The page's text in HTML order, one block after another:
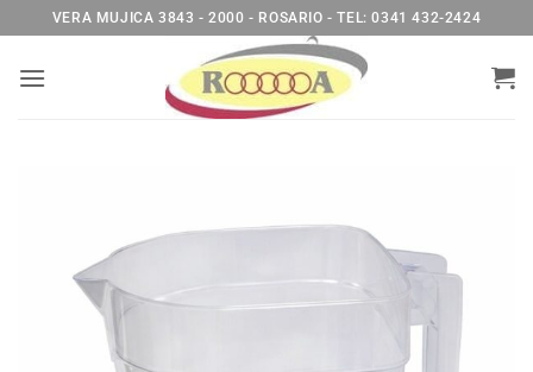
al
contenido
VERA MUJICA 3843 - 2000 - ROSARIO - TEL: 0341 432-2424